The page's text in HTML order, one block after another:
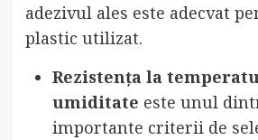
adezivul ales este adecvat
plastic utilizat.
Rezistența la
umiditate este unul
importante criterii de